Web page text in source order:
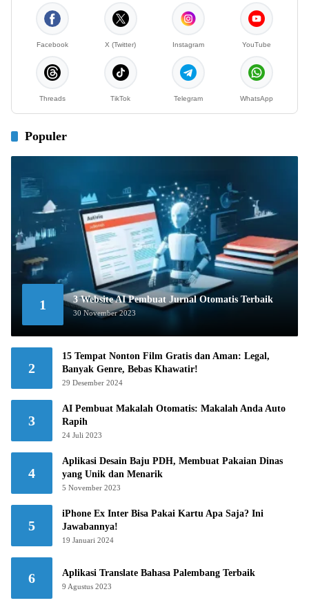
Facebook X (Twitter) Instagram YouTube
Threads TikTok Telegram WhatsApp
Populer
1 3 Website AI Pembuat Jurnal Otomatis Terbaik
30 November 2023
2
15 Tempat Nonton Film Gratis dan Aman: Legal,
Banyak Genre, Bebas Khawatir!
29 Desember 2024
3
AI Pembuat Makalah Otomatis: Makalah Anda Auto
Rapih
24 Juli 2023
4
Aplikasi Desain Baju PDH, Membuat Pakaian Dinas
yang Unik dan Menarik
5 November 2023
5
iPhone Ex Inter Bisa Pakai Kartu Apa Saja? Ini
Jawabannya!
19 Januari 2024
6 Aplikasi Translate Bahasa Palembang Terbaik
9 Agustus 2023